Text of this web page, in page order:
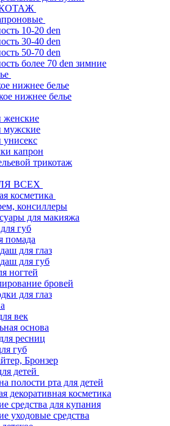
10-20 den
30-40 den
50-70 den
более 70 den зимние
нижнее белье
нижнее белье
женские
мужские
капрон
трикотаж
ВСЕХ
косметика
консиллеры
для макияжа
губ
помада
для глаз
для губ
ногтей
бровей
для глаз
век
основа
ресниц
губ
Бронзер
детей
полости рта для детей
декоративная косметика
средства для купания
уходовые средства